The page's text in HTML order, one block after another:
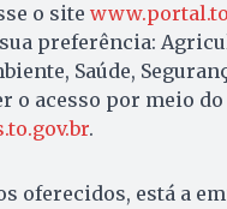
o site
preferência:
Saúde,
o acesso por meio do
.
oferecidos, está a